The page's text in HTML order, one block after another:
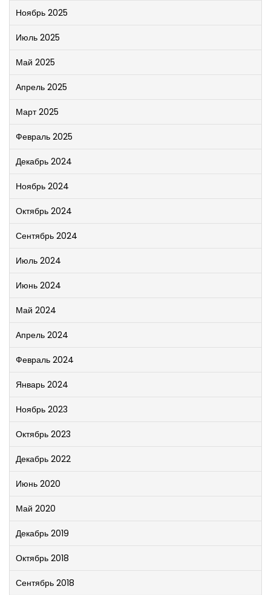
Ноябрь 2025
Июль 2025
Май 2025
Апрель 2025
Март 2025
Февраль 2025
Декабрь 2024
Ноябрь 2024
Октябрь 2024
Сентябрь 2024
Июль 2024
Июнь 2024
Май 2024
Апрель 2024
Февраль 2024
Январь 2024
Ноябрь 2023
Октябрь 2023
Декабрь 2022
Июнь 2020
Май 2020
Декабрь 2019
Октябрь 2018
Сентябрь 2018